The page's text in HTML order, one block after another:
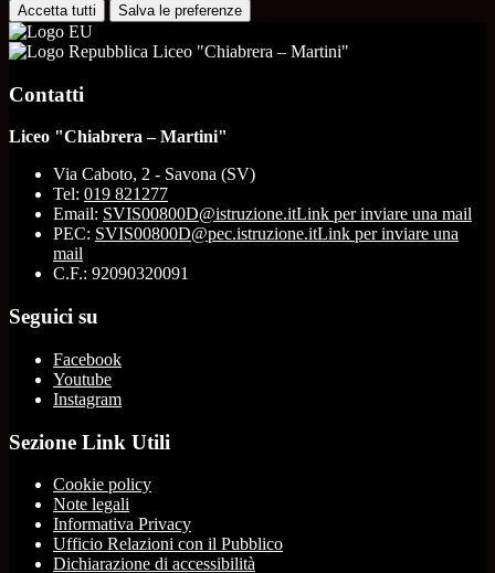
Accetta tutti Salva le preferenze
Liceo "Chiabrera – Martini"
Contatti
Liceo "Chiabrera – Martini"
Via Caboto, 2 - Savona (SV)
Tel: 019 821277
Email: SVIS00800D@istruzione.itLink per inviare una mail
PEC: SVIS00800D@pec.istruzione.itLink per inviare una
mail
C.F.: 92090320091
Seguici su
Facebook
Youtube
Instagram
Sezione Link Utili
Cookie policy
Note legali
Informativa Privacy
Ufficio Relazioni con il Pubblico
Dichiarazione di accessibilità